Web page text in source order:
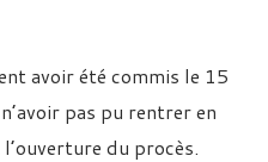
avoir été commis le 15
pas pu rentrer en
du procès.